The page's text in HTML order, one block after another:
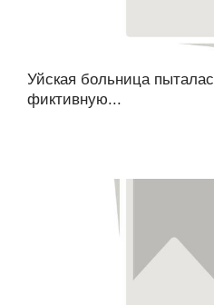
Уйская больница
фиктивную...